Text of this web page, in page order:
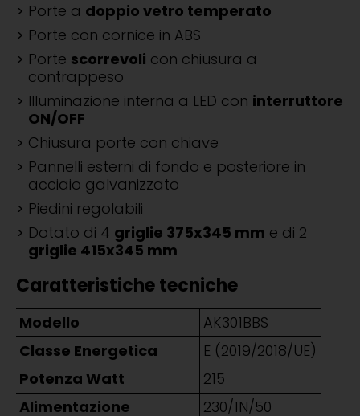
Porte a doppio vetro temperato
Porte con cornice in ABS
Porte scorrevoli con chiusura a
contrappeso
Illuminazione interna a LED con interruttore
ON/OFF
Chiusura porte con chiave
Pannelli esterni di fondo e posteriore in
acciaio galvanizzato
Piedini regolabili
Dotato di 4 griglie 375x345 mm e di 2
griglie 415x345 mm
Caratteristiche tecniche
Modello
AK301BBS
Classe Energetica
E (2019/2018/UE)
Potenza Watt
215
Alimentazione
230/1N/50